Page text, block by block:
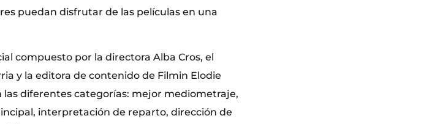
puedan disfrutar de las películas en una
compuesto por la directora Alba Cros, el
y la editora de contenido de Filmin Elodie
diferentes categorías: mejor mediometraje,
interpretación de reparto, dirección de